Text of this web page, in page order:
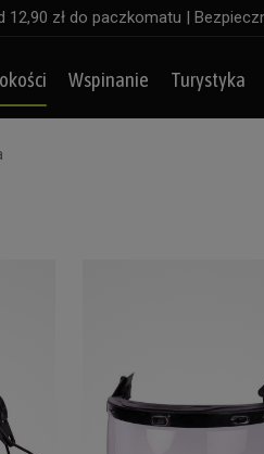
12,90 zł do paczkomatu |
Wspinanie Turystyka